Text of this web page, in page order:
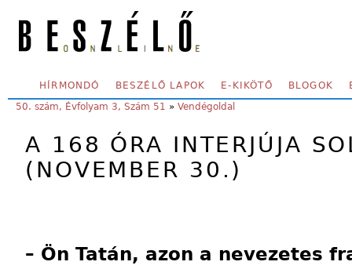
SECONDARY MENU
HÍRMONDÓ BESZÉLŐ LAPOK E-KIKÖTŐ BLOGOK
YOU ARE HERE:
50. szám, Évfolyam 3, Szám 51 » Vendégoldal
A 168 ÓRA INTERJÚJA
(NOVEMBER 30.)
– Ön Tatán, azon a nevezetes